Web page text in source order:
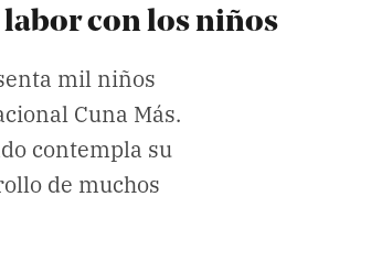
labor con los niños
mil niños
Cuna Más.
contempla su
de muchos